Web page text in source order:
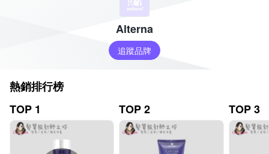
Alterna
追蹤品牌
熱銷排行榜
TOP 1
TOP 2 TOP 3